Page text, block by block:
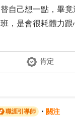
自己想一點，畢
，是會很耗體力跟
肯定
職涯引導師 ・ 關注